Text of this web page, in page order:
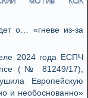
о… «гневе из-за
2024 года ЕСПЧ
(№ 81249/17),
Европейскую
и необоснованно»